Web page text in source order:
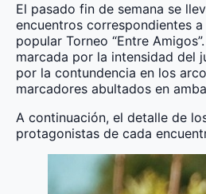
El pasado fin de semana se
encuentros correspondientes
popular Torneo “Entre
marcada por la intensidad del
por la contundencia en los
marcadores abultados en
A continuación, el detalle de
protagonistas de cada